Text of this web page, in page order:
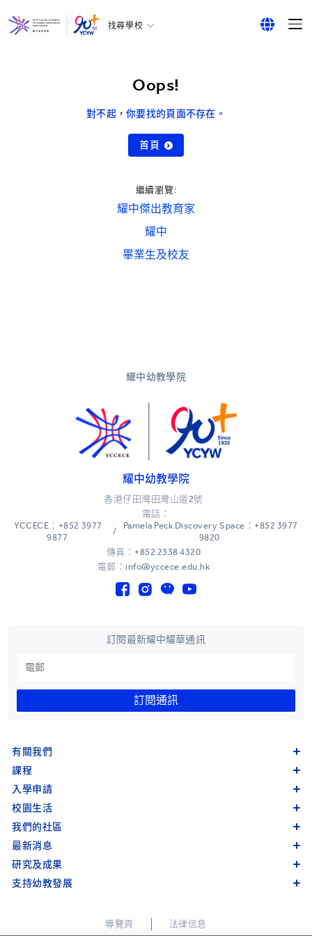
找尋學校
Oops!
對不起，你要找的頁面不存在。
首頁
繼續瀏覽:
耀中傑出教育家
耀中
畢業生及校友
耀中幼教學院
耀中幼教學院
香港仔田灣田灣山道2號
電話：
YCCECE：+852 3977
9877
/
Pamela Peck Discovery Space：+852 3977
9820
傳真：+852 2338 4320
電郵：info@yccece.edu.hk
訂閱最新耀中耀華通訊
訂閱通訊
有關我們
課程
入學申請
校園生活
我們的社區
最新消息
研究及成果
支持幼教發展
導覽頁 法律信息